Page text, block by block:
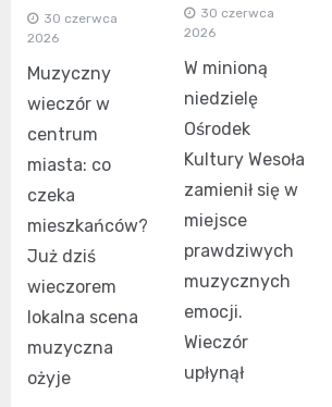
30 czerwca
2026
Muzyczny
wieczór w
centrum
miasta: co
czeka
mieszkańców?
Już dziś
wieczorem
lokalna scena
muzyczna
ożyje
30 czerwca
2026
W minioną
niedzielę
Ośrodek
Kultury Wesoła
zamienił się w
miejsce
prawdziwych
muzycznych
emocji.
Wieczór
upłynął